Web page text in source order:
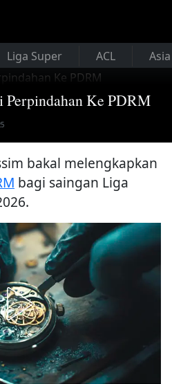
Liga Super ACL
Ke PDRM
bakal melengkapkan
bagi saingan Liga